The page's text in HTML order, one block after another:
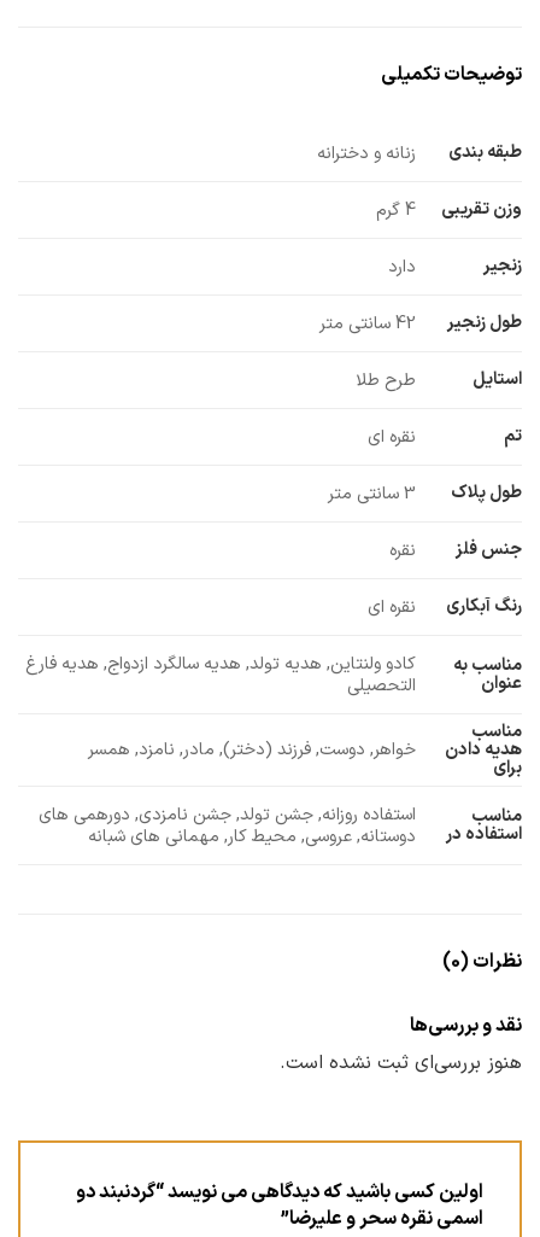
توضیحات تکمیلی
طبقه بندی زنانه و دخترانه
وزن تقریبی 4 گرم
زنجیر دارد
طول زنجیر 42 سانتی متر
استایل طرح طلا
تم نقره ای
طول پلاک 3 سانتی متر
جنس فلز نقره
رنگ آبکاری نقره ای
مناسب به
عنوان
کادو ولنتاین, هدیه تولد, هدیه سالگرد ازدواج, هدیه فارغ
التحصیلی
مناسب
هدیه دادن
برای
خواهر, دوست, فرزند (دختر), مادر, نامزد, همسر
مناسب
استفاده در
استفاده روزانه, جشن تولد, جشن نامزدی, دورهمی های
دوستانه, عروسی, محیط کار, مهمانی های شبانه
نظرات (0)
نقد و بررسی‌ها
هنوز بررسی‌ای ثبت نشده است.
اولین کسی باشید که دیدگاهی می نویسد “گردنبند دو
اسمی نقره سحر و علیرضا”